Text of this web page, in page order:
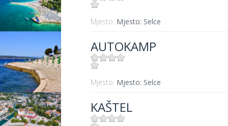
Mjesto: Mjesto: Selce
AUTOKAMP
Mjesto: Mjesto: Selce
KAŠTEL